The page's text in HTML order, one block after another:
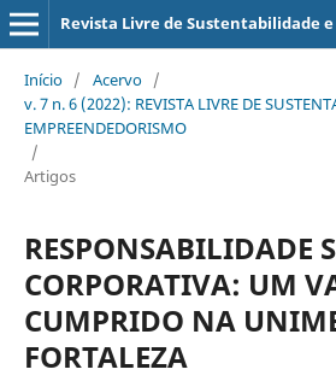
Revista Livre de Sustentabilidade
Início / Acervo /
v. 7 n. 6 (2022): REVISTA LIVRE DE
EMPREENDEDORISMO
/
Artigos
RESPONSABILIDADE
CORPORATIVA: UM
CUMPRIDO NA
FORTALEZA